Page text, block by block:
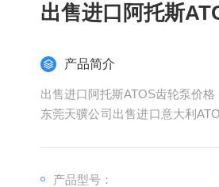
出售进口阿托斯
产品简介
出售进口阿托斯ATOS齿轮泵价格
东莞天骥公司出售进口意大利
客户提供五金加工、线束加工服
产品型号：